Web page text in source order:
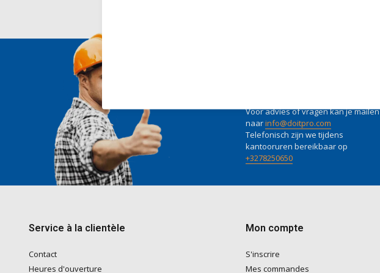
Voor advies of vragen kan je mailen
naarinfo@doitpro.com
Telefonisch zijn we tijdens
kantooruren bereikbaar op
+3278250650
Service à la clientèle
Contact
Heures d'ouverture
Mon compte
S'inscrire
Mes commandes